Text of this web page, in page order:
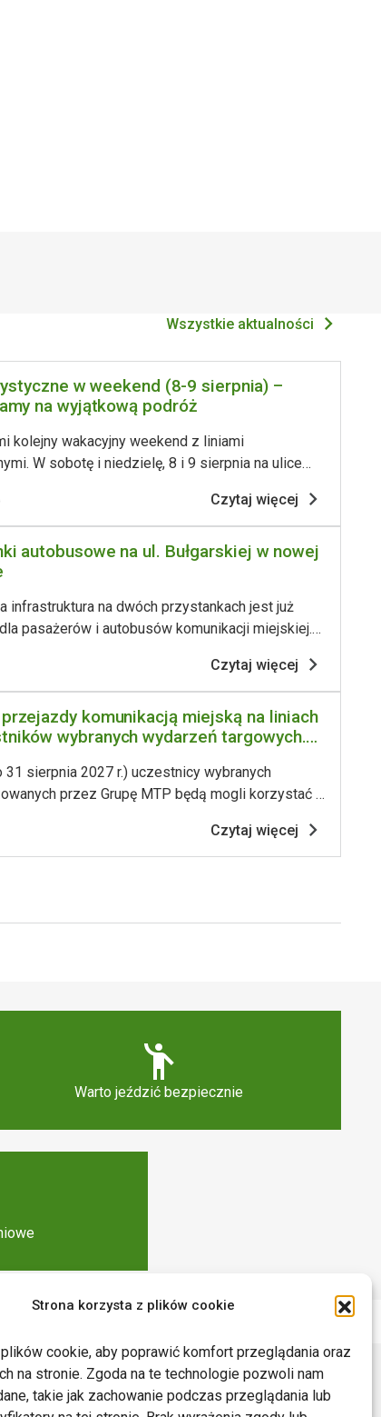
Strona korzysta z plików cookie
cookie, aby poprawić komfort przeglądania oraz
na stronie. Zgoda na te technologie pozwoli nam
takie jak zachowanie podczas przeglądania lub
Wszystkie aktualności
w weekend (8-9 sierpnia) –
na wyjątkową podróż
kolejny wakacyjny weekend z liniami
W sobotę i niedzielę, 8 i 9 sierpnia na ulice
się m.in. popularne Ikarusy, Jelcze, Neoplan, a w
charakterystyczny Jelcz „ogórek”. W sobotę
tramwajową linię turystyczną nr 20 obsługiwać
skład wagonów 13N+13N o numerach
Czytaj więcej
autobusowe na ul. Bułgarskiej w nowej
infrastruktura na dwóch przystankach jest już
pasażerów i autobusów komunikacji miejskiej.
Marcelińskiej) oraz Rycerska (w kierunku Enea
W obu lokalizacjach rozebrana zniszczoną
zatok autobusowych z kostki betonowej
nową nawierzchnię z betonu. Wymienione
Czytaj więcej
komunikacją miejską na liniach
wybranych wydarzeń targowych.
31 sierpnia 2027 r.) uczestnicy wybranych
przez Grupę MTP będą mogli korzystać z
konieczności kupowania biletu ZTM). To
akcji Zarządu Transportu Miejskiego w
Czytaj więcej
Warto jeździć bezpiecznie